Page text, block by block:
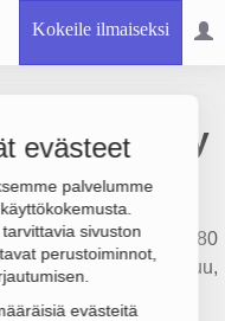
Kokeile ilmaiseksi
evästeet
palvelumme
sivuston
perustoiminnot,
evästeitä
Marin Oy
on 1.7 milj. €, tulos 80
on Puunkorjuu,
Yrityksen